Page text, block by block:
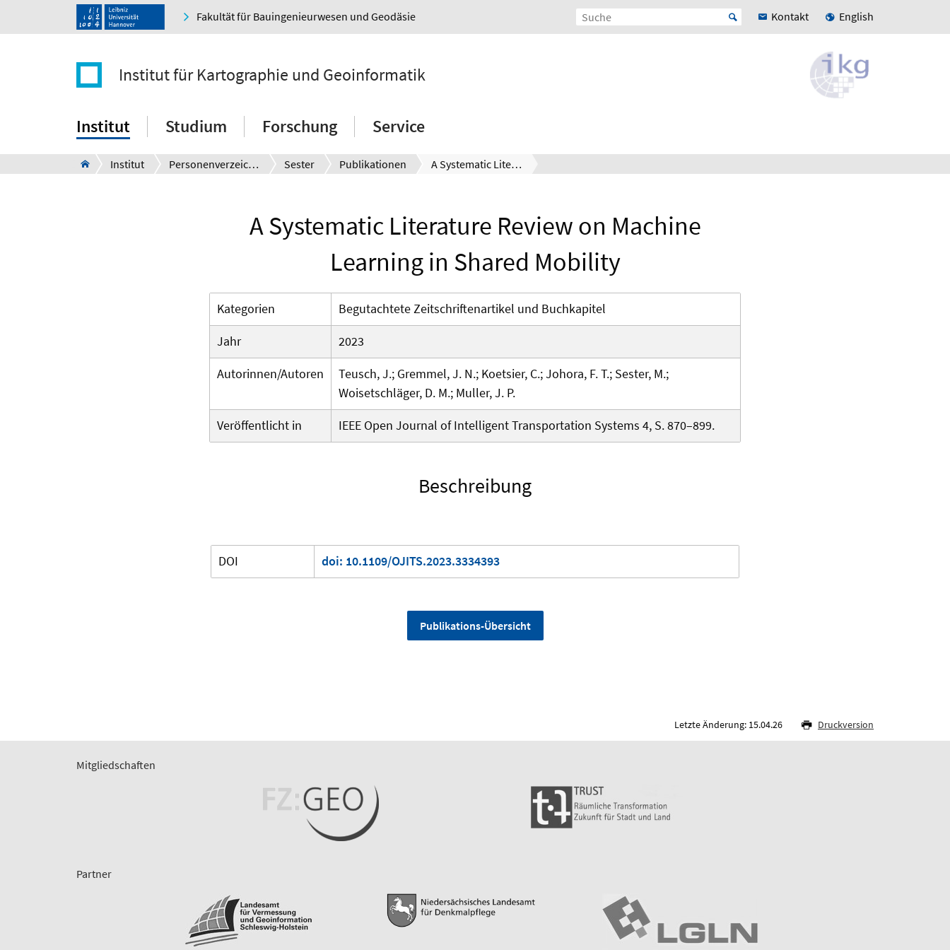
Fakultät für Bauingenieurwesen und Geodäsie Kontakt English
Institut für Kartographie und Geoinformatik
Institut Studium Forschung Service
Institut Personenverzeichnis Sester Publikationen A Systematic Literature Review on Machine Learning in Shared Mobility
A Systematic Literature Review on Machine
Learning in Shared Mobility
Kategorien
Begutachtete Zeitschriftenartikel und Buchkapitel
Jahr
2023
Autorinnen/Autoren
Teusch, J.; Gremmel, J. N.; Koetsier, C.; Johora, F. T.; Sester, M.;
Woisetschläger, D. M.; Muller, J. P.
Veröffentlicht in
IEEE Open Journal of Intelligent Transportation Systems 4, S. 870–899.
Beschreibung
DOI doi: 10.1109/OJITS.2023.3334393
Publikations-Übersicht
Letzte Änderung: 15.04.26 Druckversion
Mitgliedschaften
Partner